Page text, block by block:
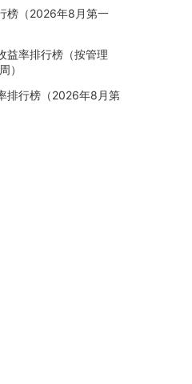
排名第三
航二次遞表港交所，爲
和系統提供商
榜（2026年8月第一
益率排行榜（按管理
）
排行榜（2026年8月第